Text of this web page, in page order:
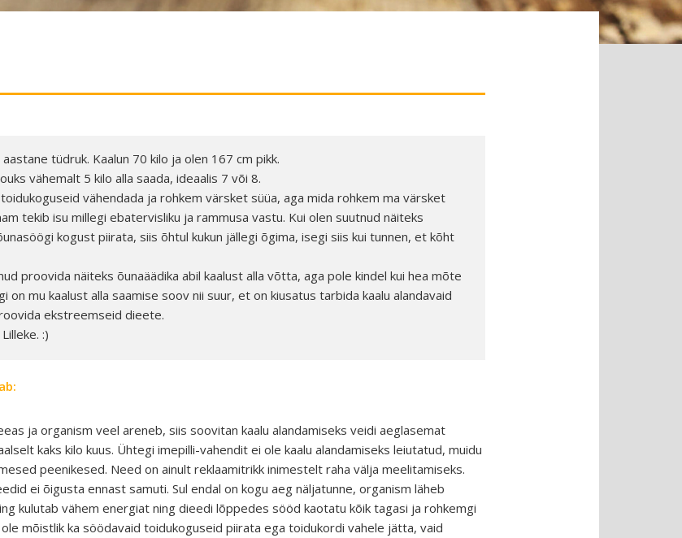
tüdruk. Kaalun 70 kilo ja olen 167 cm pikk.
vähemalt 5 kilo alla saada, ideaalis 7 või 8.
vähendada ja rohkem värsket süüa, aga mida rohkem ma värsket
tekib isu millegi ebatervisliku ja rammusa vastu. Kui olen suutnud näiteks
kogust piirata, siis õhtul kukun jällegi õgima, isegi siis kui tunnen, et kõht
proovida näiteks õunaäädika abil kaalust alla võtta, aga pole kindel kui hea mõte
on mu kaalust alla saamise soov nii suur, et on kiusatus tarbida kaalu alandavaid
ekstreemseid dieete.
:)
ja organism veel areneb, siis soovitan kaalu alandamiseks veidi aeglasemat
kaks kilo kuus. Ühtegi imepilli-vahendit ei ole kaalu alandamiseks leiutatud, muidu
peenikesed. Need on ainult reklaamitrikk inimestelt raha välja meelitamiseks.
ei õigusta ennast samuti. Sul endal on kogu aeg näljatunne, organism läheb
kulutab vähem energiat ning dieedi lõppedes sööd kaotatu kõik tagasi ja rohkemgi
mõistlik ka söödavaid toidukoguseid piirata ega toidukordi vahele jätta, vaid